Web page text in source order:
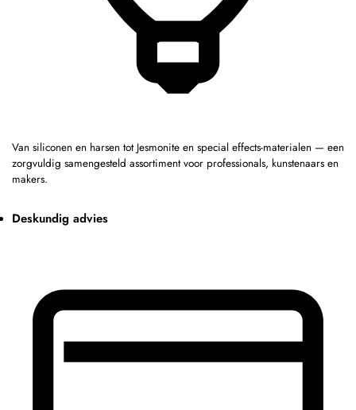
Van siliconen en harsen tot Jesmonite en special effects-materialen — een
zorgvuldig samengesteld assortiment voor professionals, kunstenaars en
makers.
Deskundig advies